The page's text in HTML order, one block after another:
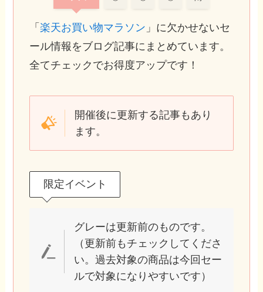
「楽天お買い物マラソン 」に欠かせないセ
ール情報をブログ記事にまとめています。
全てチェックでお得度アップです！
開催後に更新する記事もあり
ます。
限定イベント
グレーは更新前のものです。
（更新前もチェックしてくださ
い。過去対象の商品は今回セー
ルで対象になりやすいです）